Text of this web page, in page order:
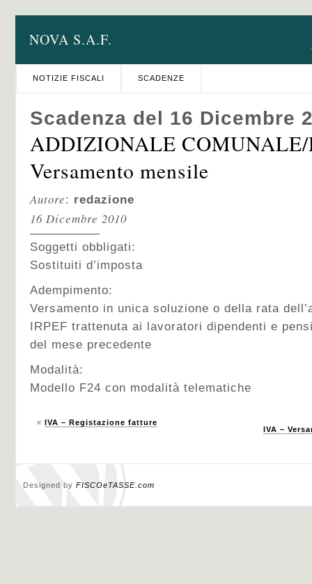
NOVA S.A.F.
NOTIZIE FISCALI SCADENZE
Scadenza del 16 Dicembre
ADDIZIONALE
Versamento mensile
Autore: redazione
16 Dicembre 2010
Soggetti obbligati:
Sostituiti d’imposta
Adempimento:
Versamento in unica soluzione o della rata
IRPEF trattenuta ai lavoratori dipendenti e
del mese precedente
Modalità:
Modello F24 con modalità telematiche
« IVA – Registazione fatture
IVA –
Designed by FISCOeTASSE.com